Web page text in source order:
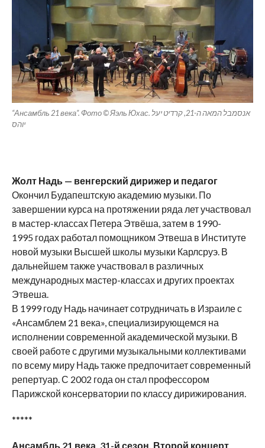
“Ансамбль 21 века”. Фото © Яэль Юхас. אנסמבל המאה ה-21, קרדיט יעל
יוהס
Жолт Надь — венгерский дирижер и педагог
Окончил Будапештскую академию музыки. По
завершении курса на протяжении ряда лет участвовал
в мастер-классах Петера Этвёша, затем в 1990-
1995 годах работал помощником Этвеша в Институте
новой музыки Высшей школы музыки Карлсруэ. В
дальнейшем также участвовал в различных
международных мастер-классах и других проектах
Этвеша.
В 1999 году Надь начинает сотрудничать в Израиле с
«Ансамблем 21 века», специализирующемся на
исполнении современной академической музыки. В
своей работе с другими музыкальными коллективами
по всему миру Надь также предпочитает современный
репертуар. С 2002 года он стал профессором
Парижской консерватории по классу дирижирования.
*****
Ансамбль 21 века. 31-й сезон. Второй концерт